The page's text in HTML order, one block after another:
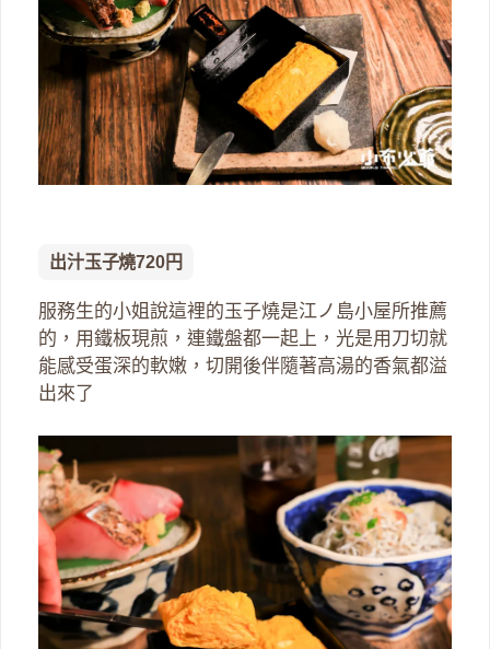
出汁玉子燒720円
服務生的小姐說這裡的玉子燒是江ノ島小屋所推薦
的，用鐵板現煎，連鐵盤都一起上，光是用刀切就
能感受蛋深的軟嫩，切開後伴隨著高湯的香氣都溢
出來了